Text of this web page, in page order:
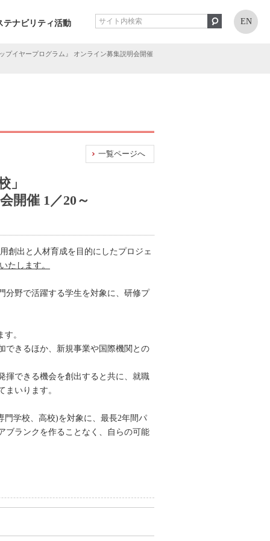
テナビリティ活動 EN
プイヤープログラム』 オンライン募集説明会開催
一覧ページへ
」
開催 1／20～
創出と人材育成を目的にしたプロジェ
たします。
分野で活躍する学生を対象に、研修プ
。
できるほか、新規事業や国際機関との
揮できる機会を創出すると共に、就職
いります。
学校、高校)を対象に、最長2年間パ
ブランクを作ることなく、自らの可能